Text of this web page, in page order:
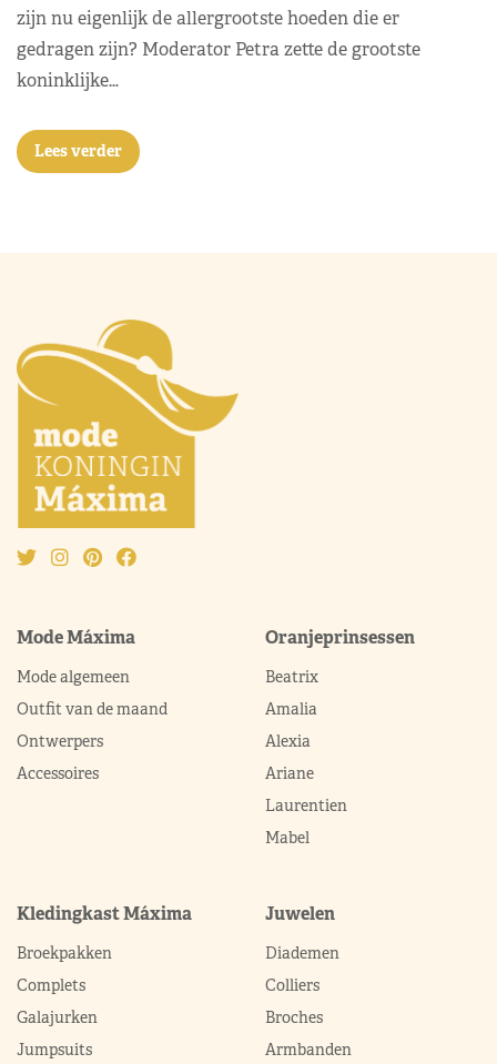
zijn nu eigenlijk de allergrootste hoeden die er
gedragen zijn? Moderator Petra zette de grootste
koninklijke…
Lees verder
Mode Máxima
Mode algemeen
Outfit van de maand
Ontwerpers
Accessoires
Oranjeprinsessen
Beatrix
Amalia
Alexia
Ariane
Laurentien
Mabel
Kledingkast Máxima
Broekpakken
Complets
Galajurken
Jumpsuits
Juwelen
Diademen
Colliers
Broches
Armbanden